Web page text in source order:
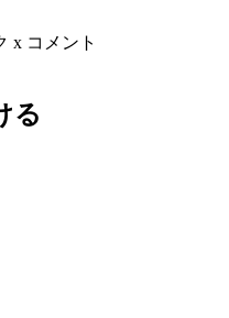
x コメント
る